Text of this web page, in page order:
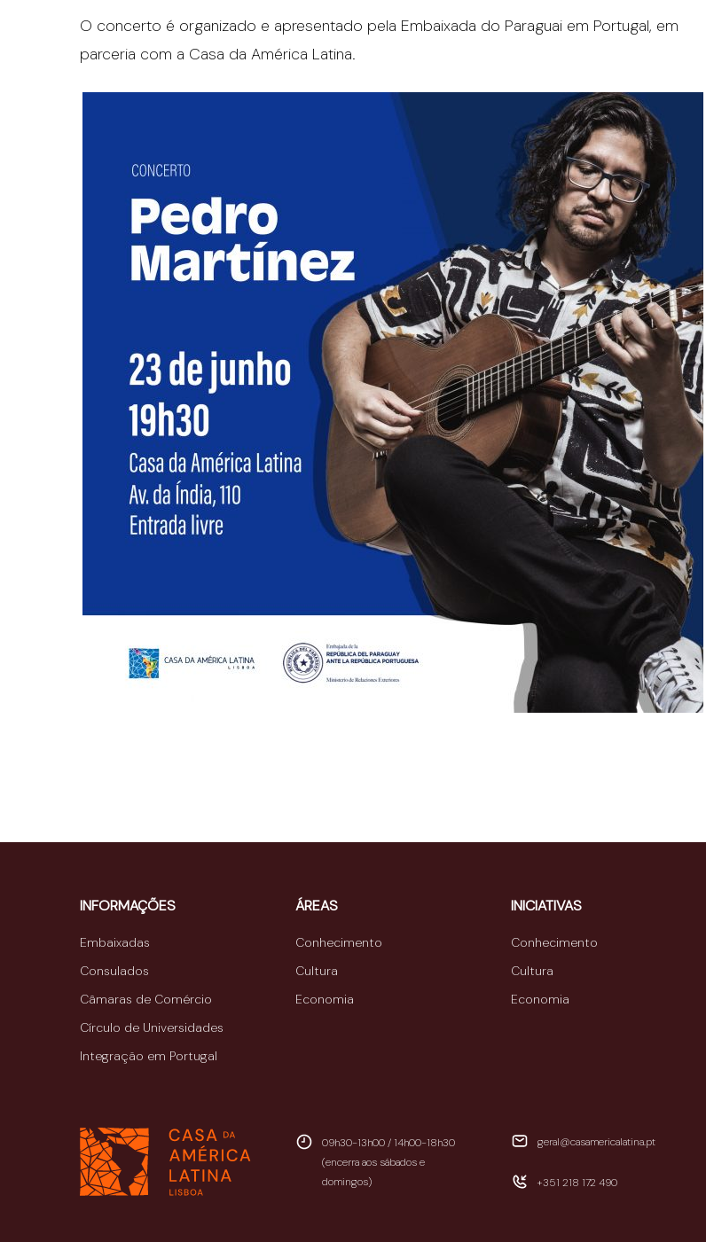
O concerto é organizado e apresentado pela Embaixada do Paraguai em Portugal, em
parceria com a Casa da América Latina.
INFORMAÇÕES
Embaixadas
Consulados
Câmaras de Comércio
Círculo de Universidades
Integração em Portugal
ÁREAS
Conhecimento
Cultura
Economia
INICIATIVAS
Conhecimento
Cultura
Economia
09h30-13h00 / 14h00-18h30
(encerra aos sábados e
domingos)
geral@casamericalatina.pt
+351 218 172 490